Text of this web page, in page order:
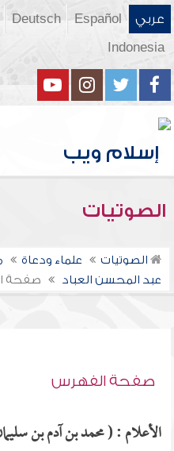
عربي Español
Deutsch
Indonesia
الصوتيات
الصوتيات علماء ودعاة
عبد المحسن العباد
صفحة
صفحة الفهرس
الأعلام : ( محمد بن آدم بن